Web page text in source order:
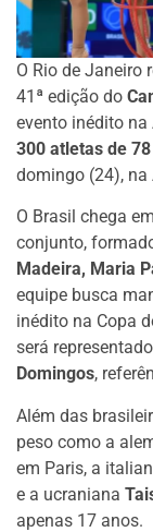
O Rio de Janeiro
41ª edição do
evento inédito na
300 atletas de
domingo (24), na
O Brasil chega
conjunto,
Madeira, Maria
equipe busca
inédito na Copa
será
Domingos,
Além das
peso como a
em Paris, a
e a ucraniana
apenas 17 anos.